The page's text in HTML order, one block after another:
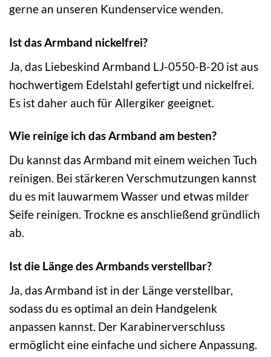
gerne an unseren Kundenservice wenden.
Ist das Armband nickelfrei?
Ja, das Liebeskind Armband LJ-0550-B-20 ist aus
hochwertigem Edelstahl gefertigt und nickelfrei.
Es ist daher auch für Allergiker geeignet.
Wie reinige ich das Armband am besten?
Du kannst das Armband mit einem weichen Tuch
reinigen. Bei stärkeren Verschmutzungen kannst
du es mit lauwarmem Wasser und etwas milder
Seife reinigen. Trockne es anschließend gründlich
ab.
Ist die Länge des Armbands verstellbar?
Ja, das Armband ist in der Länge verstellbar,
sodass du es optimal an dein Handgelenk
anpassen kannst. Der Karabinerverschluss
ermöglicht eine einfache und sichere Anpassung.